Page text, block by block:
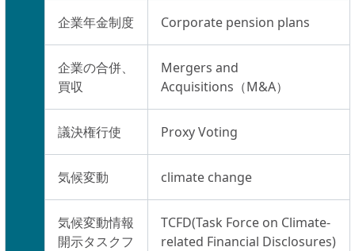
企業年金制度 Corporate pension plans
企業の合併、
買収
Mergers and
Acquisitions（M&A）
議決権行使 Proxy Voting
気候変動 climate change
気候変動情報
開示タスクフ
TCFD(Task Force on Climate-
related Financial Disclosures)